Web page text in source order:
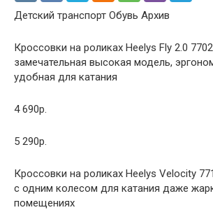
Детский транспорт Обувь Архив
Кроссовки на роликах Heelys Fly 2.0
замечательная высокая модель,
удобная для катания
4 690р.
5 290р.
Кроссовки на роликах Heelys Velocity
с одним колесом для катания даже
помещениях